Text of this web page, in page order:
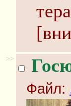
>>
Файл: